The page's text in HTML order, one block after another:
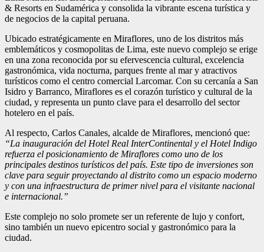
& Resorts en Sudamérica y consolida la vibrante escena turística y
de negocios de la capital peruana.
Ubicado estratégicamente en Miraflores, uno de los distritos más
emblemáticos y cosmopolitas de Lima, este nuevo complejo se erige
en una zona reconocida por su efervescencia cultural, excelencia
gastronómica, vida nocturna, parques frente al mar y atractivos
turísticos como el centro comercial Larcomar. Con su cercanía a San
Isidro y Barranco, Miraflores es el corazón turístico y cultural de la
ciudad, y representa un punto clave para el desarrollo del sector
hotelero en el país.
Al respecto, Carlos Canales, alcalde de Miraflores, mencionó que:
“La inauguración del Hotel Real InterContinental y el Hotel Indigo
refuerza el posicionamiento de Miraflores como uno de los
principales destinos turísticos del país. Este tipo de inversiones son
clave para seguir proyectando al distrito como un espacio moderno
y con una infraestructura de primer nivel para el visitante nacional
e internacional.”
Este complejo no solo promete ser un referente de lujo y confort,
sino también un nuevo epicentro social y gastronómico para la
ciudad.